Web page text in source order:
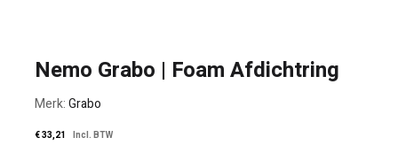
Nemo Grabo | Foam Afdichtring
Merk:Grabo
€33,21 Incl. BTW